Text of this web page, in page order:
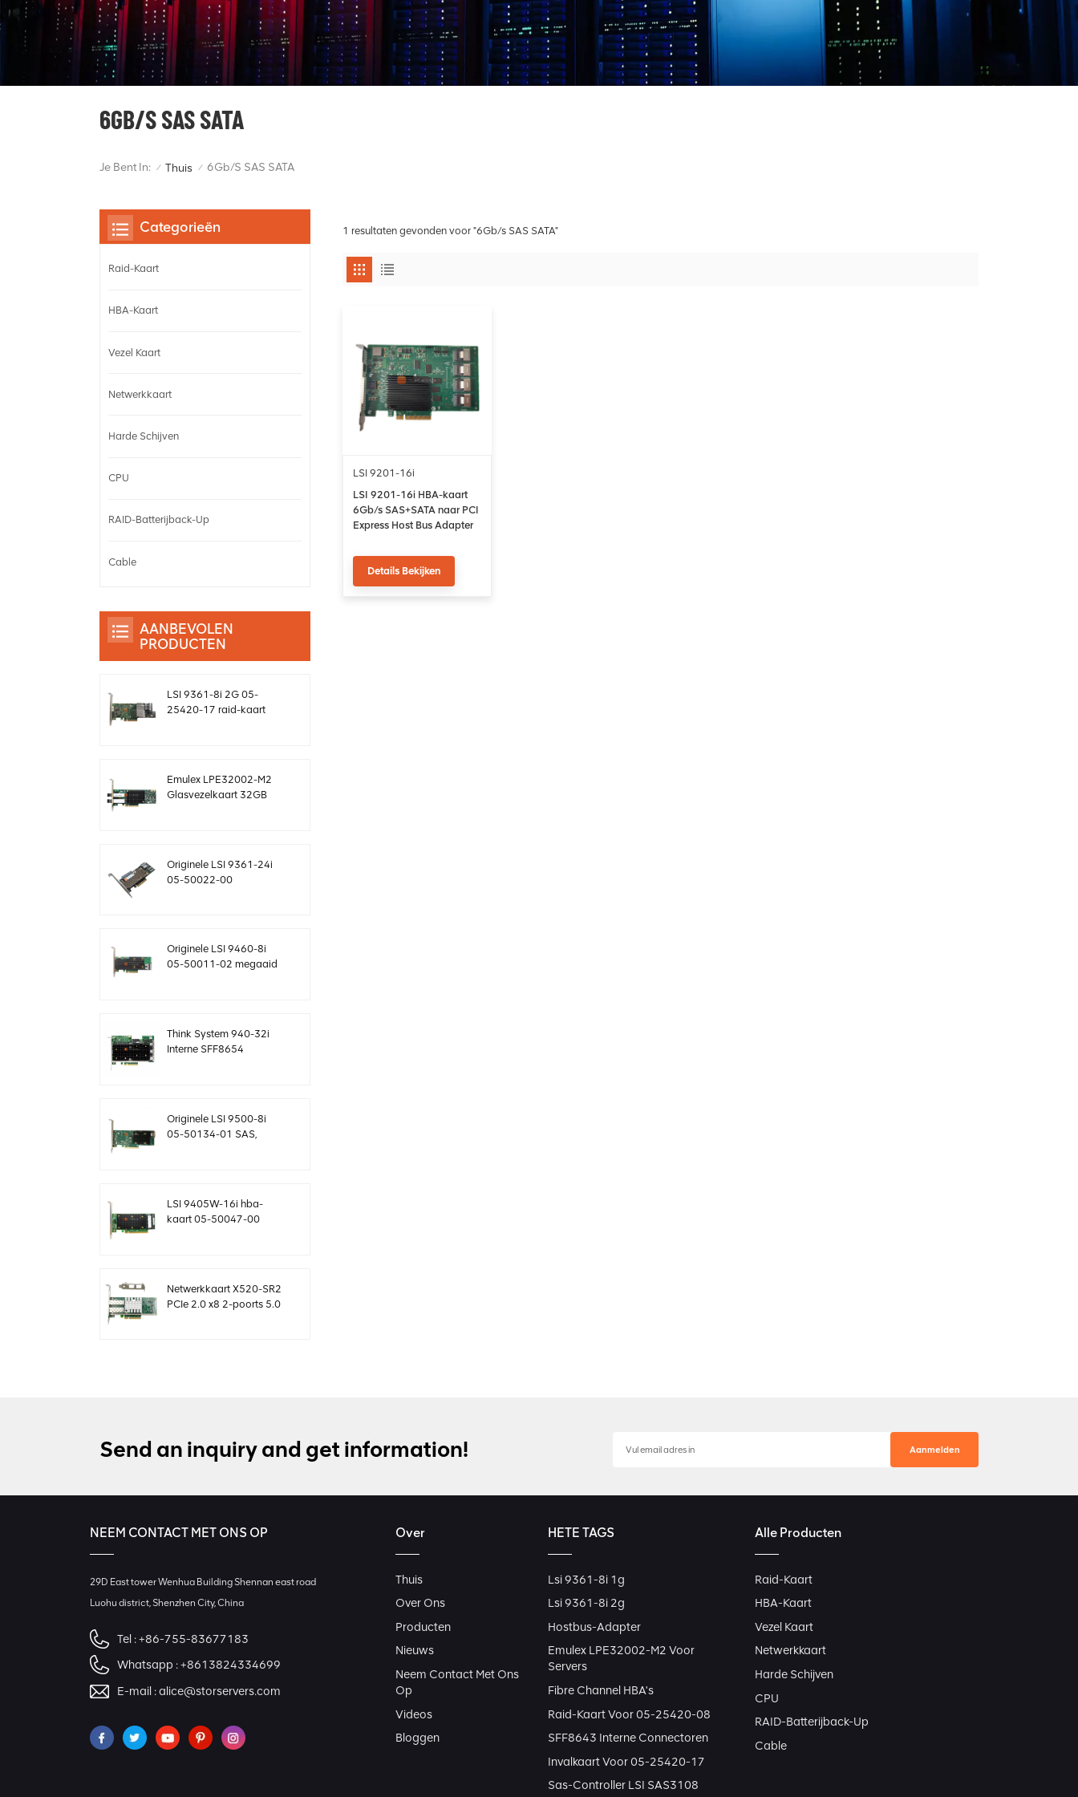
6GB/S SAS SATA
Je Bent In: / Thuis / 6Gb/s SAS SATA
1 resultaten gevonden voor "6Gb/s SAS SATA"
LSI 9201-16i
LSI 9201-16i HBA-kaart
6Gb/s SAS+SATA naar PCI
Express Host Bus Adapter
Details Bekijken
Categorieën
Raid-Kaart
HBA-Kaart
Vezel Kaart
Netwerkkaart
Harde Schijven
CPU
RAID-Batterijback-Up
Cable
AANBEVOLEN
PRODUCTEN
LSI 9361-8i 2G 05-
25420-17 raid-kaart
Emulex LPE32002-M2
Glasvezelkaart 32GB
Originele LSI 9361-24i
05-50022-00
Originele LSI 9460-8i
05-50011-02 megaaid
Think System 940-32i
Interne SFF8654
Originele LSI 9500-8i
05-50134-01 SAS,
LSI 9405W-16i hba-
kaart 05-50047-00
Netwerkkaart X520-SR2
PCIe 2.0 x8 2-poorts 5.0
Send an inquiry and get information!
NEEM CONTACT MET ONS OP
29D East tower Wenhua Building Shennan east road
Luohu district, Shenzhen City, China
Tel :+86-755-83677183
Whatsapp :+8613824334699
E-mail :alice@storservers.com
Over
Thuis
Over Ons
Producten
Nieuws
Neem Contact Met Ons
Op
Videos
Bloggen
HETE TAGS
Lsi 9361-8i 1g
Lsi 9361-8i 2g
Hostbus-Adapter
Emulex LPE32002-M2 Voor
Servers
Fibre Channel HBA's
Raid-Kaart Voor 05-25420-08
SFF8643 Interne Connectoren
Invalkaart Voor 05-25420-17
Sas-Controller LSI SAS3108
Alle Producten
Raid-Kaart
HBA-Kaart
Vezel Kaart
Netwerkkaart
Harde Schijven
CPU
RAID-Batterijback-Up
Cable